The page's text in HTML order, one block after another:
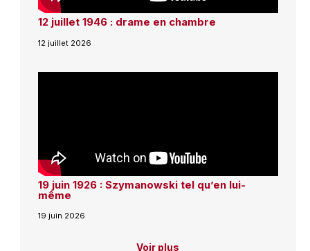
12 juillet 1946 : drame en chambre
12 juillet 2026
19 juin 1926 : Szymanowski tel qu’en lui-
même
19 juin 2026
Voir plus